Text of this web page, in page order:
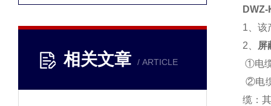
相关文章 / ARTICLE
1、该
2、
屏
①电
②电
缆：